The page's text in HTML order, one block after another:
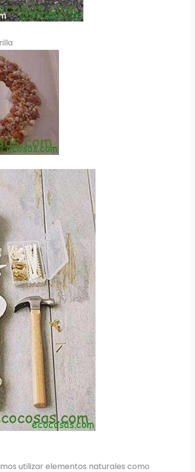
utilizar elementos naturales como